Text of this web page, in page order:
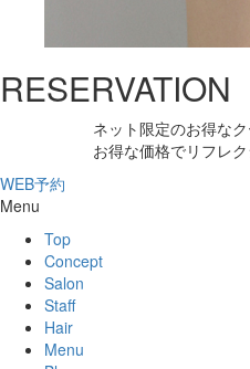
RESERVATION
ネット限定のお得な
お得な価格でリフレ
WEB予約
Menu
Top
Concept
Salon
Staff
Hair
Menu